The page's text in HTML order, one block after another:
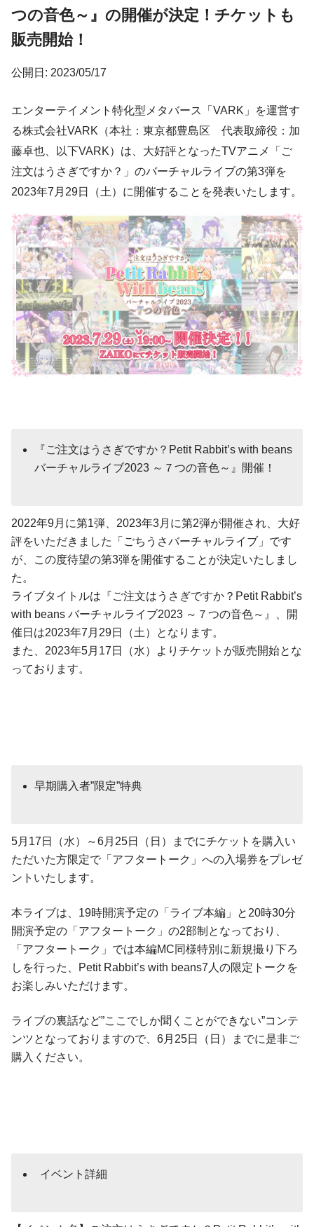
つの音色～』の開催が決定！チケットも
販売開始！
公開日: 2023/05/17
エンターテイメント特化型メタバース「VARK」を運営す
る株式会社VARK（本社：東京都豊島区 代表取締役：加
藤卓也、以下VARK）は、大好評となったTVアニメ「ご
注文はうさぎですか？」のバーチャルライブの第3弾を
2023年7月29日（土）に開催することを発表いたします。
『ご注文はうさぎですか？Petit Rabbit’s with beans
バーチャルライブ2023 ～７つの音色～』開催！
2022年9月に第1弾、2023年3月に第2弾が開催され、大好
評をいただきました「ごちうさバーチャルライブ」です
が、この度待望の第3弾を開催することが決定いたしまし
た。
ライブタイトルは『ご注文はうさぎですか？Petit Rabbit’s
with beans バーチャルライブ2023 ～７つの音色～』、開
催日は2023年7月29日（土）となります。
また、2023年5月17日（水）よりチケットが販売開始とな
っております。
早期購入者”限定”特典
5月17日（水）～6月25日（日）までにチケットを購入い
ただいた方限定で「アフタートーク」への入場券をプレゼ
ントいたします。
本ライブは、19時開演予定の「ライブ本編」と20時30分
開演予定の「アフタートーク」の2部制となっており、
「アフタートーク」では本編MC同様特別に新規撮り下ろ
しを行った、Petit Rabbit’s with beans7人の限定トークを
お楽しみいただけます。
ライブの裏話など”ここでしか聞くことができない”コンテ
ンツとなっておりますので、6月25日（日）までに是非ご
購入ください。
イベント詳細